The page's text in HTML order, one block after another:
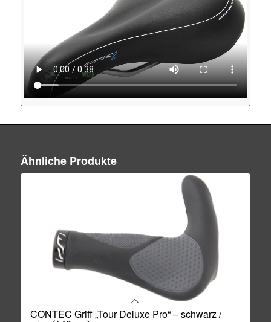
Ähnliche Produkte
CONTEC Griff „Tour Deluxe Pro“ – schwarz /